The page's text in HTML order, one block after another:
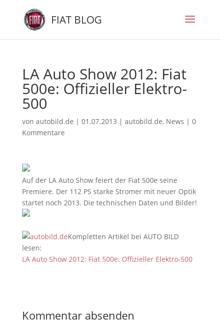
FIAT BLOG
LA Auto Show 2012: Fiat
500e: Offizieller Elektro-
500
von autobild.de | 01.07.2013 | autobild.de, News | 0
Kommentare
Auf der LA Auto Show feiert der Fiat 500e seine
Premiere. Der 112 PS starke Stromer mit neuer Optik
startet noch 2013. Die technischen Daten und Bilder!
Kompletten Artikel bei AUTO BILD
lesen:
LA Auto Show 2012: Fiat 500e: Offizieller Elektro-500
Kommentar absenden